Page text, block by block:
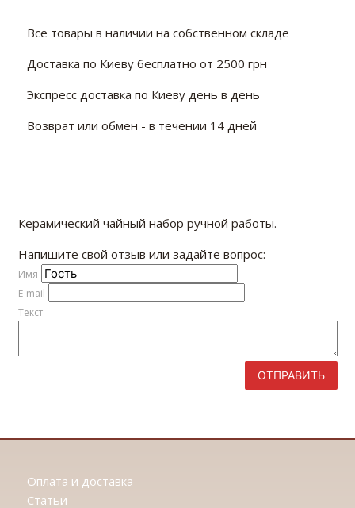
Все товары в наличии на собственном складе
Доставка по Киеву бесплатно от 2500 грн
Экспресс доставка по Киеву день в день
Возврат или обмен - в течении 14 дней
Керамический чайный набор ручной работы.
Напишите свой отзыв или задайте вопрос:
Имя
E-mail
Текст
ОТПРАВИТЬ
Оплата и доставка
Статьи